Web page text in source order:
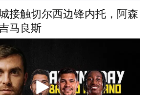
接触切尔西边锋内托，阿森
马良斯